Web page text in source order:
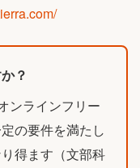
？
ンラインフリー
の要件を満たし
得ます（文部科